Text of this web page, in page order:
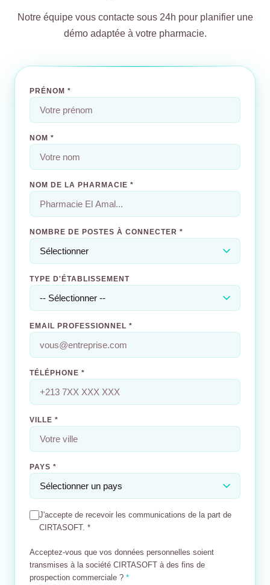
Notre équipe vous contacte sous 24h pour planifier une
démo adaptée à votre pharmacie.
PRÉNOM *
NOM *
NOM DE LA PHARMACIE *
NOMBRE DE POSTES À CONNECTER *
TYPE D'ÉTABLISSEMENT
EMAIL PROFESSIONNEL *
TÉLÉPHONE *
VILLE *
PAYS *
J'accepte de recevoir les communications de la part de
CIRTASOFT. *
Acceptez-vous que vos données personnelles soient
transmises à la société CIRTASOFT à des fins de
prospection commerciale ? *